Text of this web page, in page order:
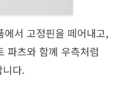
서 고정핀을 떼어내고,
파츠와 함께 우측처럼
다.